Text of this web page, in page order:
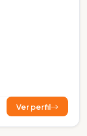
Ver perfil